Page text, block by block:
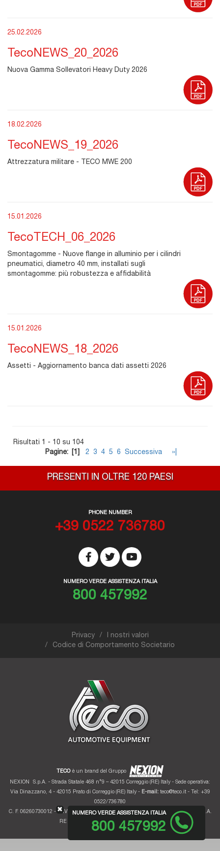
25.02.2026
TecoNEWS_20_2026
Nuova Gamma Sollevatori Heavy Duty 2026
18.02.2026
TecoNEWS_19_2026
Attrezzatura militare - TECO MWE 200
15.01.2026
TecoTECH_06_2026
Smontagomme - Nuove flange in alluminio per i cilindri
pneumatici, diametro 40 mm, installati sugli
smontagomme: più robustezza e affidabilità
15.01.2026
TecoNEWS_18_2026
Assetti - Aggiornamento banca dati assetti 2026
Risultati 1 - 10 su 104
Pagine:
[1] 2 3 4 5 6 Successiva »|
PRESENTI IN OLTRE 120 PAESI
PHONE NUMBER
+39 0522 736780
NUMERO VERDE ASSISTENZA ITALIA
800 457992
Privacy
I nostri valori
Codice di Comportamento Societario
TECO è un brand del Gruppo
NEXION
S.p.A. - Strada Statale 468 n°9 – 42015 Correggio (RE) Italy - Sede operativa:
Via Dinazzano, 4 - 42015 Prato di Correggio (RE) Italy - E-mail: teco@teco.it- Tel: +39
0522/736780
C. F. 06260730012 - P. IVA 01700320359 - Registro imprese RE 06260730012 - R.E.A.
RE 207099 - Cap. Soc. Euro 10.000.000 i.v.
✖ NUMERO VERDE ASSISTENZA ITALIA
800 457992